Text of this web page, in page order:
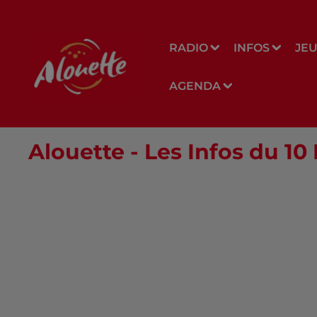
RADIO INFOS
AGENDA
Alouette - Les Infos du 10